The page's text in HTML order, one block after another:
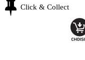
Click & Collect